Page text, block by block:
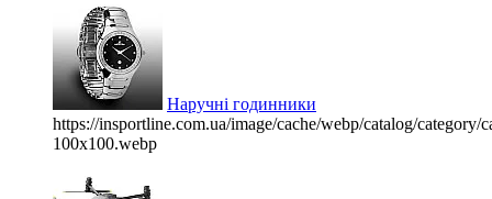
Наручні годинники
https://insportline.com.ua/image/cache/webp/catalog/category/
100x100.webp